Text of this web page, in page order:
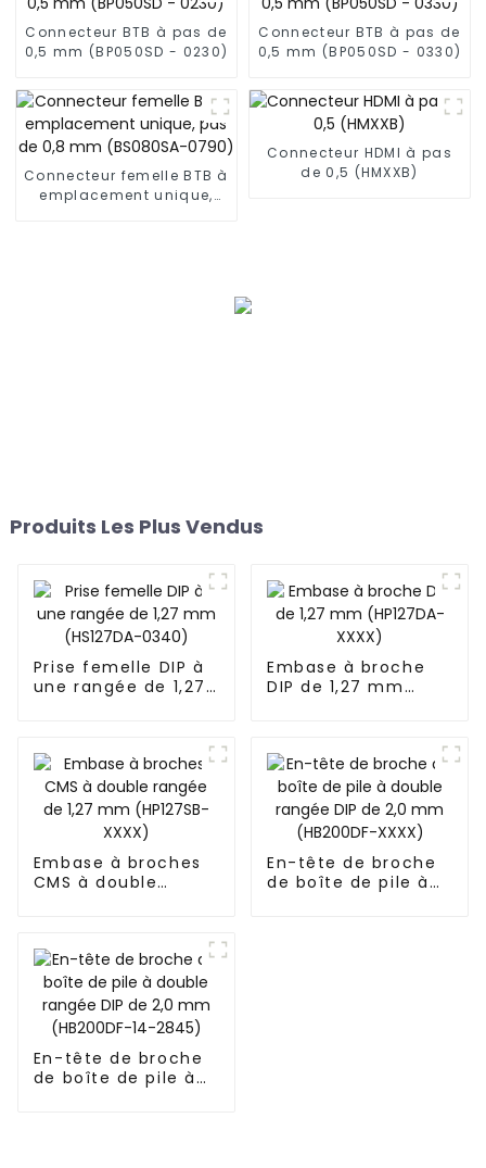
Connecteur BTB à pas de
0,5 mm (BP050SD - 0230)
Connecteur BTB à pas de
0,5 mm (BP050SD - 0330)
Connecteur femelle BTB à
emplacement unique,
Connecteur HDMI à pas
de 0,5 (HMXXB)
Produits Les Plus Vendus
Prise femelle DIP à
une rangée de 1,27
Embase à broche
DIP de 1,27 mm
Embase à broches
CMS à double
En-tête de broche
de boîte de pile à
En-tête de broche
de boîte de pile à